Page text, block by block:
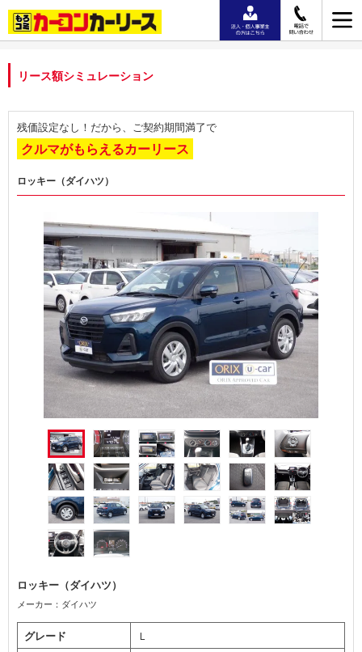
リース額シミュレーション
残価設定なし！だから、ご契約期間満了で
クルマがもらえるカーリース
ロッキー（ダイハツ）
ロッキー（ダイハツ）
メーカー：ダイハツ
グレード
Ｌ